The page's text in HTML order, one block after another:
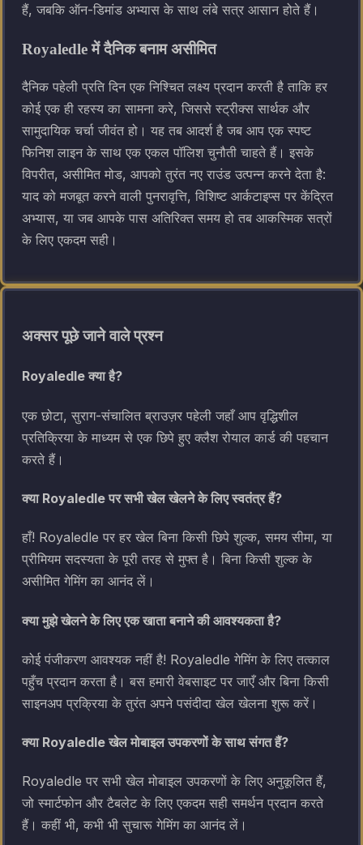
हैं, जबकि ऑन-डिमांड अभ्यास के साथ लंबे सत्र आसान होते हैं।
Royaledle में दैनिक बनाम असीमित
दैनिक पहेली प्रति दिन एक निश्चित लक्ष्य प्रदान करती है ताकि हर
कोई एक ही रहस्य का सामना करे, जिससे स्ट्रीक्स सार्थक और
सामुदायिक चर्चा जीवंत हो। यह तब आदर्श है जब आप एक स्पष्ट
फिनिश लाइन के साथ एक एकल पॉलिश चुनौती चाहते हैं। इसके
विपरीत, असीमित मोड, आपको तुरंत नए राउंड उत्पन्न करने देता है:
याद को मजबूत करने वाली पुनरावृत्ति, विशिष्ट आर्कटाइप्स पर केंद्रित
अभ्यास, या जब आपके पास अतिरिक्त समय हो तब आकस्मिक सत्रों
के लिए एकदम सही।
अक्सर पूछे जाने वाले प्रश्न
Royaledle क्या है?
एक छोटा, सुराग-संचालित ब्राउज़र पहेली जहाँ आप वृद्धिशील
प्रतिक्रिया के माध्यम से एक छिपे हुए क्लैश रोयाल कार्ड की पहचान
करते हैं।
क्या Royaledle पर सभी खेल खेलने के लिए स्वतंत्र हैं?
हाँ! Royaledle पर हर खेल बिना किसी छिपे शुल्क, समय सीमा, या
प्रीमियम सदस्यता के पूरी तरह से मुफ्त है। बिना किसी शुल्क के
असीमित गेमिंग का आनंद लें।
क्या मुझे खेलने के लिए एक खाता बनाने की आवश्यकता है?
कोई पंजीकरण आवश्यक नहीं है! Royaledle गेमिंग के लिए तत्काल
पहुँच प्रदान करता है। बस हमारी वेबसाइट पर जाएँ और बिना किसी
साइनअप प्रक्रिया के तुरंत अपने पसंदीदा खेल खेलना शुरू करें।
क्या Royaledle खेल मोबाइल उपकरणों के साथ संगत हैं?
Royaledle पर सभी खेल मोबाइल उपकरणों के लिए अनुकूलित हैं,
जो स्मार्टफोन और टैबलेट के लिए एकदम सही समर्थन प्रदान करते
हैं। कहीं भी, कभी भी सुचारू गेमिंग का आनंद लें।